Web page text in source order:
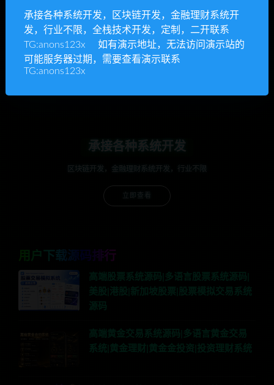
anons123x
开通VIP或充值联系Telegram客服
承接各种系统开发
区块链开发，金融理财系统开发，行业不限
立即查看
用户下载源码排行
高端股票系统源码|多语言股票系统源码|
美股|港股|新加坡股票|股票模拟交易系统
源码
高端黄金交易系统源码|多语言黄金交易
系统|黄金理财|黄金金投资|投资理财系统
承接各种系统开发，区块链开发，金融理财系统开
发，行业不限，全栈技术开发，定制，二开联系
TG:anons123x 如有演示地址，无法访问演示站的
可能服务器过期，需要查看演示联系
TG:anons123x